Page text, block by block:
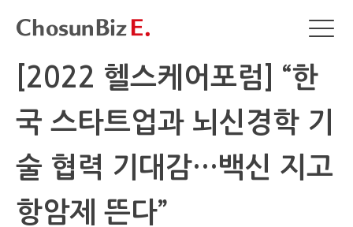
[2022 헬스케어포럼] “한
국 스타트업과 뇌신경학 기
술 협력 기대감…백신 지고
항암제 뜬다”